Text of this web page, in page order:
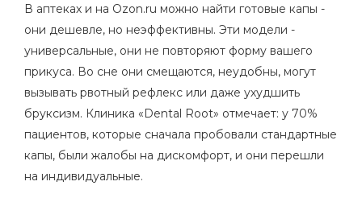
В аптеках и на Ozon.ru можно найти готовые капы -
они дешевле, но неэффективны. Эти модели -
универсальные, они не повторяют форму вашего
прикуса. Во сне они смещаются, неудобны, могут
вызывать рвотный рефлекс или даже ухудшить
бруксизм. Клиника «Dental Root» отмечает: у 70%
пациентов, которые сначала пробовали стандартные
капы, были жалобы на дискомфорт, и они перешли
на индивидуальные.